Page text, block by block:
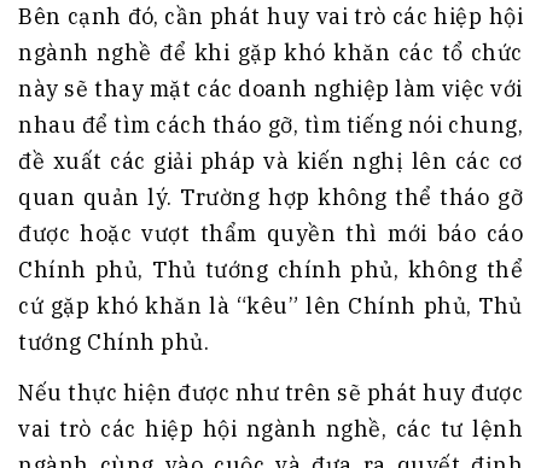
Bên cạnh đó, cần phát huy vai trò các hiệp hội
ngành nghề để khi gặp khó khăn các tổ chức
này sẽ thay mặt các doanh nghiệp làm việc với
nhau để tìm cách tháo gỡ, tìm tiếng nói chung,
đề xuất các giải pháp và kiến nghị lên các cơ
quan quản lý. Trường hợp không thể tháo gỡ
được hoặc vượt thẩm quyền thì mới báo cáo
Chính phủ, Thủ tướng chính phủ, không thể
cứ gặp khó khăn là “kêu” lên Chính phủ, Thủ
tướng Chính phủ.
Nếu thực hiện được như trên sẽ phát huy được
vai trò các hiệp hội ngành nghề, các tư lệnh